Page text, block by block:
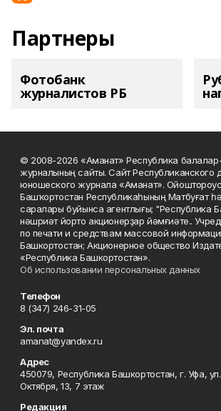
Партнеры
Фотобанк
журналистов РБ
© 2008-2026 «Аманат» Республика балалар-
журналының сайты. Сайт Республиканского
юношеского журнала «Аманат».
Башҡортостан Республикаһының Матбуғат
саралары буйынса агентлығы; "Республика
нәшриәт йорто акционерҙар йәмғиәте..
по печати и средствам массовой
Башкортостан; Акционерное общество
«Республика Башкортостан».
Об использовании персональных данных
Телефон
8 (347) 246-31-05
Эл. почта
amanat@yandex.ru
Адрес
450079, Республика Башкортостан, г. Уфа,
Октября, 13, 7 этаж
Редакция